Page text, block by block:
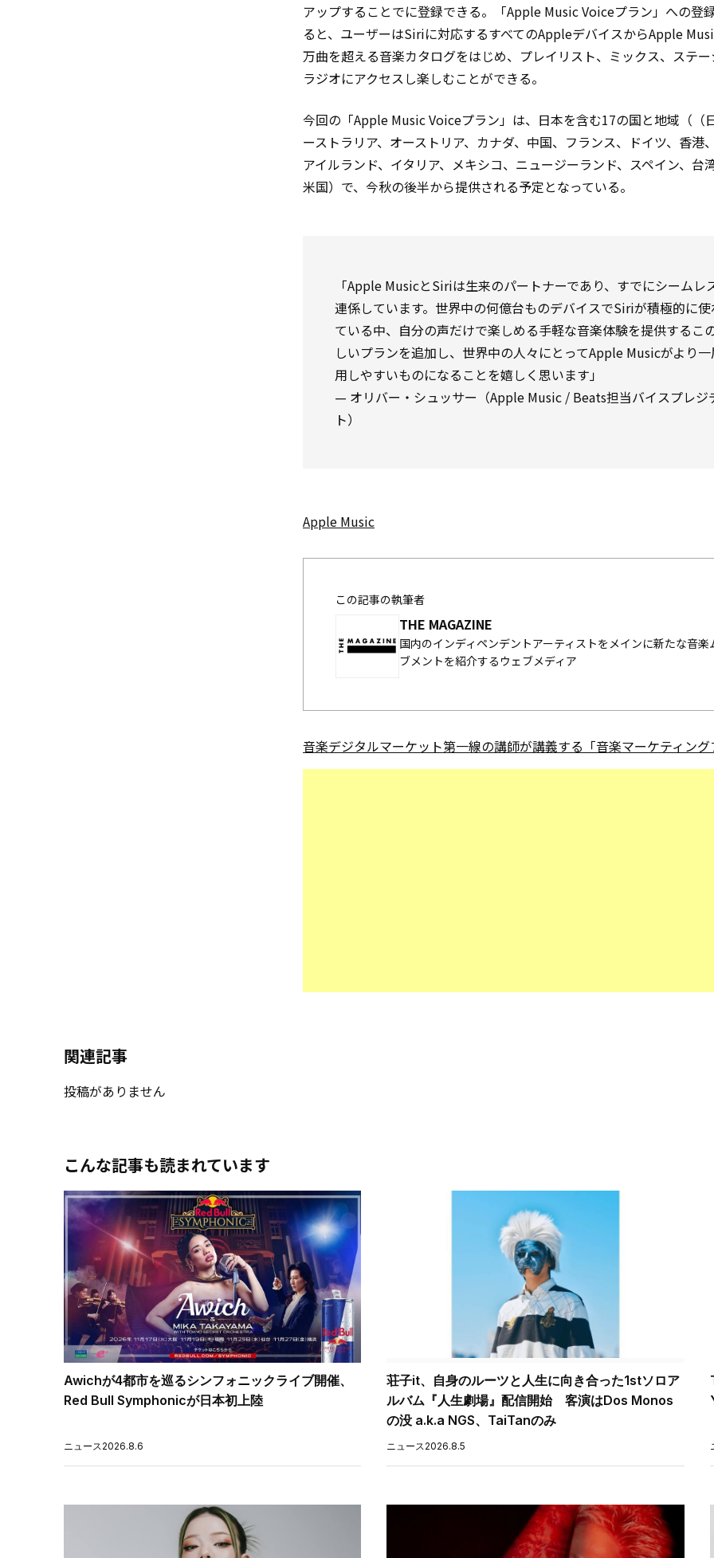
アップすることでに登録できる。「Apple Music Voiceプラン」への登
ると、ユーザーはSiriに対応するすべてのAppleデバイスからApple
万曲を超える音楽カタログをはじめ、プレイリスト、ミックス、ステー
ラジオにアクセスし楽しむことができる。
今回の「Apple Music Voiceプラン」は、日本を含む17の国と地域（（
ーストラリア、オーストリア、カナダ、中国、フランス、ドイツ、香港
アイルランド、イタリア、メキシコ、ニュージーランド、スペイン、台
米国）で、今秋の後半から提供される予定となっている。
「Apple MusicとSiriは生来のパートナーであり、すでにシームレ
連係しています。世界中の何億台ものデバイスでSiriが積極的に使
ている中、自分の声だけで楽しめる手軽な音楽体験を提供するこ
しいプランを追加し、世界中の人々にとってApple Musicがより一
用しやすいものになることを嬉しく思います」
— オリバー・シュッサー（Apple Music / Beats担当バイスプレジ
ト）
Apple Music
この記事の執筆者
THE MAGAZINE
国内のインディペンデントアーティストをメインに新たな音楽
ブメントを紹介するウェブメディア
音楽デジタルマーケット第一線の講師が講義する「音楽マーケティング
関連記事
投稿がありません
こんな記事も読まれています
Awichが4都市を巡るシンフォニックライブ開催、
Red Bull Symphonicが日本初上陸
ニュース2026.8.6
荘子it、自身のルーツと人生に向き合った1stソロア
ルバム『人生劇場』配信開始 客演はDos Monos
の没 a.k.a NGS、TaiTanのみ
ニュース2026.8.5